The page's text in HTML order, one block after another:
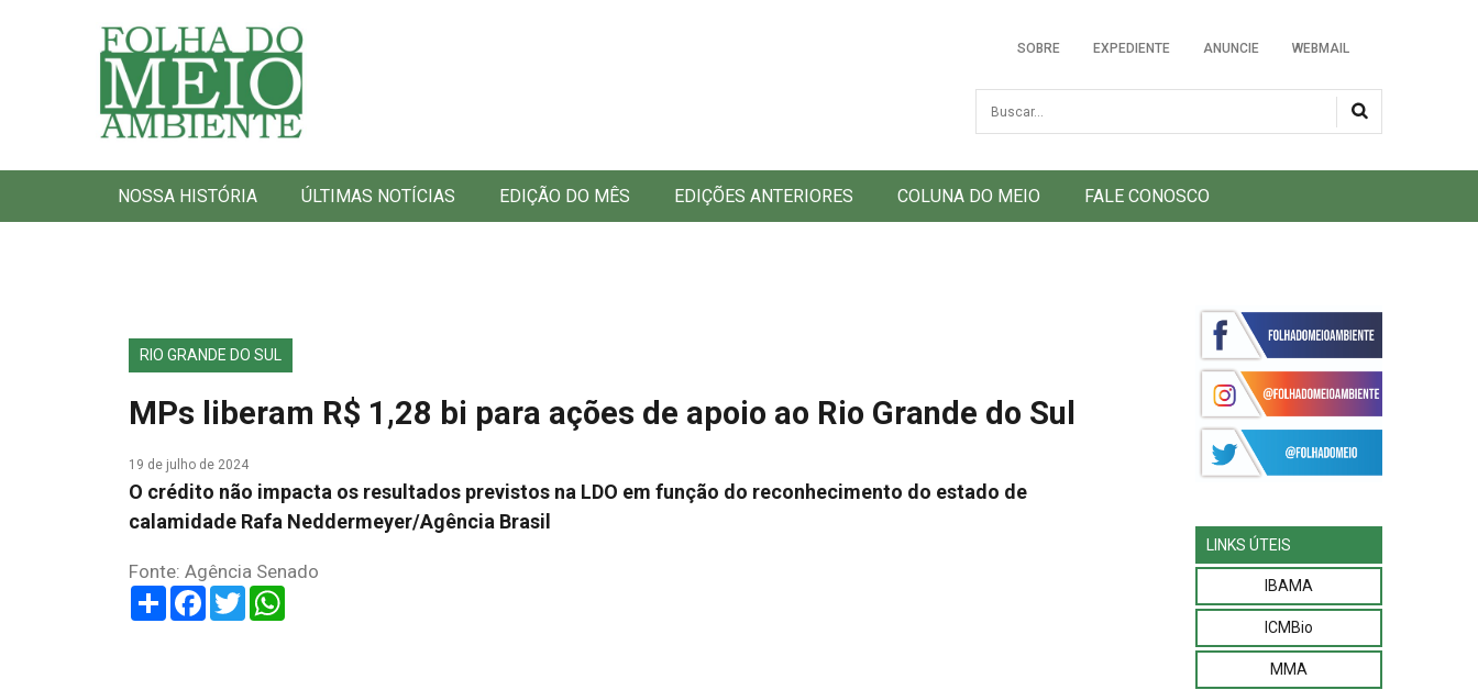
Folha do Meio Ambiente
SOBRE EXPEDIENTE ANUNCIE WEBMAIL
Busca
NOSSA HISTÓRIA ÚLTIMAS NOTÍCIAS EDIÇÃO DO MÊS EDIÇÕES ANTERIORES COLUNA DO MEIO FALE CONOSCO
RIO GRANDE DO SUL
MPs liberam R$ 1,28 bi para ações de apoio ao Rio Grande do Sul
19 de julho de 2024
O crédito não impacta os resultados previstos na LDO em função do reconhecimento do estado de
calamidade Rafa Neddermeyer/Agência Brasil
Fonte: Agência Senado
ShareFacebook
Twitter
LINKS ÚTEIS
IBAMA
ICMBio
MMA